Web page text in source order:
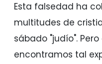
Esta falsedad ha
multitudes de
sábado "judío".
encontramos tal